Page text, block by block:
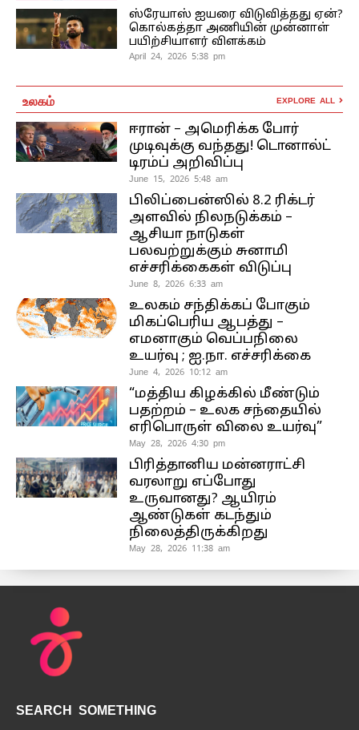
ஸ்ரேயாஸ் ஐயரை விடுவித்தது ஏன்?
கொல்கத்தா அணியின் முன்னாள்
பயிற்சியாளர் விளக்கம்
April 24, 2026 5:38 pm
உலகம் EXPLORE ALL
ஈரான் – அமெரிக்க போர்
முடிவுக்கு வந்தது! டொனால்ட்
டிரம்ப் அறிவிப்பு
June 15, 2026 5:48 am
பிலிப்பைன்ஸில் 8.2 ரிக்டர்
அளவில் நிலநடுக்கம் –
ஆசியா நாடுகள்
பலவற்றுக்கும் சுனாமி
எச்சரிக்கைகள் விடுப்பு
June 8, 2026 6:33 am
உலகம் சந்திக்கப் போகும்
மிகப்பெரிய ஆபத்து –
எமனாகும் வெப்பநிலை
உயர்வு ; ஐ.நா. எச்சரிக்கை
June 4, 2026 10:12 am
“மத்திய கிழக்கில் மீண்டும்
பதற்றம் – உலக சந்தையில்
எரிபொருள் விலை உயர்வு”
May 28, 2026 4:30 pm
பிரித்தானிய மன்னராட்சி
வரலாறு எப்போது
உருவானது? ஆயிரம்
ஆண்டுகள் கடந்தும்
நிலைத்திருக்கிறது
May 28, 2026 11:38 am
SEARCH SOMETHING